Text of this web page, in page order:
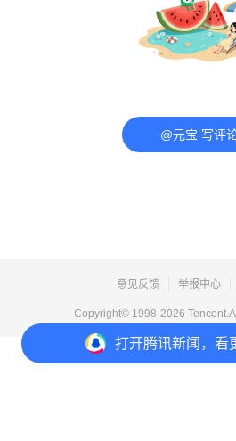
打开腾讯新闻，看
@元宝 写评
意见反馈 举报中心
Copyright© 1998-2026